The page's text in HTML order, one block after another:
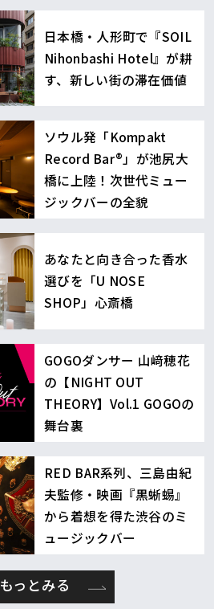
日本橋・人形町で『SOIL
Nihonbashi Hotel』が耕
す、新しい街の滞在価値
ソウル発「Kompakt
Record Bar®︎」が池尻大
橋に上陸！次世代ミュー
ジックバーの全貌
あなたと向き合った香水
選びを「U NOSE
SHOP」心斎橋
GOGOダンサー 山﨑穂花
の【NIGHT OUT
THEORY】Vol.1 GOGOの
舞台裏
RED BAR系列、三島由紀
夫監修・映画『黒蜥蜴』
から着想を得た渋谷のミ
ュージックバー
もっとみる